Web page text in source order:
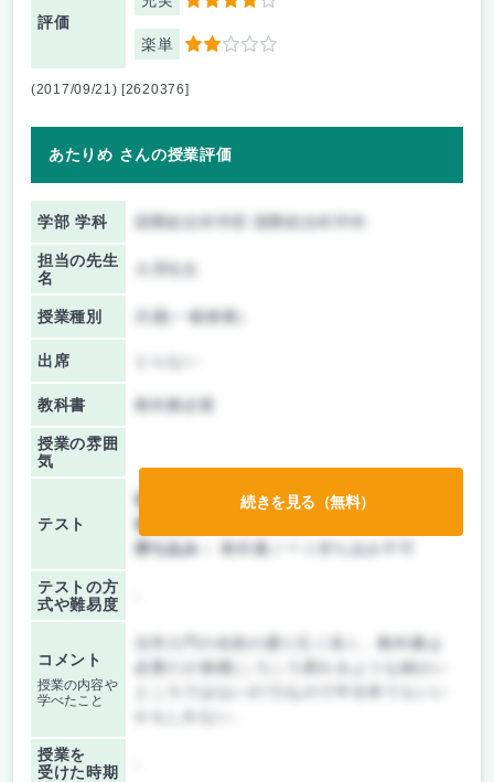
評価
楽単 2
(2017/09/21) [2620376]
あたりめ さんの授業評価
学部 学科 国際総合科学部 国際総合科学科
担当の先生
名
授業種別 共通(一般教養)
出席
教科書 教科書必要
授業の雰囲
気
テスト
前期/中間：
テストのみ
後期/期末：
持ち込み：
教科書ノート持ち込み不可
テストの方
式や難易度
コメント
授業の内容や
学べたこと
法学入門の名前の通り広く浅く。教科書は
必要だが基礎(ころころ変わるような細かい
授業を
受けた時期
続きを見る（無料）